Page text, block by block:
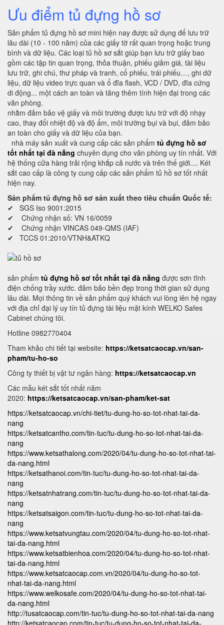
Ưu điểm tủ đựng hồ sơ
Sản phẩm tủ đựng hồ sơ mini hiện nay được sử dụng để lưu trữ
lâu dài (10 - 100 năm) của các giấy tờ rất quan trọng hoặc trung
bình và dữ liệu. Các loại tủ hồ sơ sắt giúp bạn lưu trữ giấy bao
gồm các tập tin quan trọng, thỏa thuận, phiếu giảm giá, tài liệu
lưu trữ, ghi chú, thư pháp và tranh, cổ phiếu, trái phiếu…, ghi dữ
liệu, dữ liệu video trực quan và ổ đĩa flash, VCD / DVD, đĩa cứng
di động... một cách an toàn và tăng thêm tính hiện đại trong các
văn phòng.
nhằm đảm bảo vệ giấy và môi trường được lưu trữ với độ nhạy
cao, thay đổi nhiệt độ và độ ẩm, môi trường bụi và bụi, đảm bảo
an toàn cho giấy và dữ liệu của bạn.
nhà máy sản xuất và cung cấp các sản phẩm tủ đựng hồ sơ
tốt nhất tại đà nẵng chuyên dụng cho văn phòng uy tín nhất. Với
hệ thống cửa hàng trải rộng khắp cả nước và trên thế giới.... Két
sắt cao cấp là công ty cung cấp các sản phẩm tủ hồ sơ tốt nhất
hiện nay.
Sản phẩm tủ đựng hồ sơ sản xuất theo tiêu chuẩn Quốc tế:
✔ SGS Iso 9001:2015
✔ Chứng nhận số: VN 16/0059
✔ Chứng nhận VINCAS 049-QMS (IAF)
✔ TCCS 01:2010/VTNH&ATKQ
sản phẩm tủ đựng hồ sơ tốt nhất tại đà nẵng được sơn tĩnh
điện chống trầy xước. đảm bảo bền đẹp trong thời gian sử dụng
lâu dài. Mọi thông tin về sản phẩm quý khách vui lòng iên hệ ngay
với địa chỉ đại lý uy tín tủ đựng tài liệu mặt kính WELKO Safes
Cabinet chúng tôi.
Hotline 0982770404
Tham khảo chi tiết tại website: https://ketsatcaocap.vn/san-
pham/tu-ho-so
Công ty thiết bị vật tư ngân hàng: https://ketsatcaocap.vn
Các mẫu két sắt tốt nhất năm
2020: https://ketsatcaocap.vn/san-pham/ket-sat
https://ketsatcaocap.vn/chi-tiet/tu-dung-ho-so-tot-nhat-tai-da-
nang
https://ketsatcantho.com/tin-tuc/tu-dung-ho-so-tot-nhat-tai-da-
nang
https://www.ketsathalong.com/2020/04/tu-dung-ho-so-tot-nhat-tai-
da-nang.html
https://ketsathanoi.com/tin-tuc/tu-dung-ho-so-tot-nhat-tai-da-
nang
https://ketsatnhatrang.com/tin-tuc/tu-dung-ho-so-tot-nhat-tai-da-
nang
https://ketsatsaigon.com/tin-tuc/tu-dung-ho-so-tot-nhat-tai-da-
nang
https://www.ketsatvungtau.com/2020/04/tu-dung-ho-so-tot-nhat-
tai-da-nang.html
https://www.ketsatbienhoa.com/2020/04/tu-dung-ho-so-tot-nhat-
tai-da-nang.html
https://www.ketsatcaocap.com.vn/2020/04/tu-dung-ho-so-tot-
nhat-tai-da-nang.html
https://www.welkosafe.com/2020/04/tu-dung-ho-so-tot-nhat-tai-
da-nang.html
http://tusatcaocap.com/tin-tuc/tu-dung-ho-so-tot-nhat-tai-da-nang
http://ketsatcaocap.com/tin-tuc/tu-dung-ho-so-tot-nhat-tai-da-